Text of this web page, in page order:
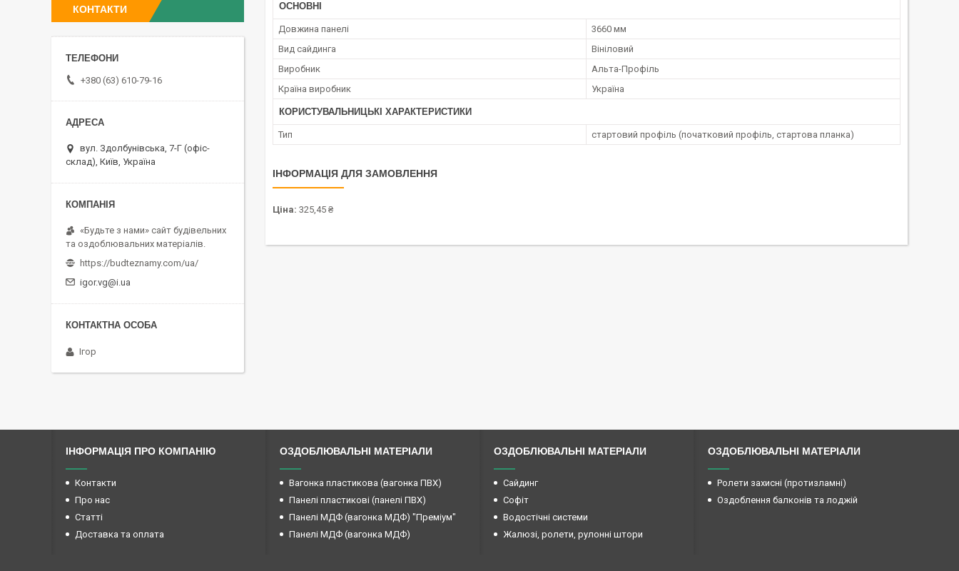
ОСНОВНІ
Довжина панелі
3660 мм
Вид сайдинга
Вініловий
Виробник
Альта-Профіль
Країна виробник
Україна
КОРИСТУВАЛЬНИЦЬКІ ХАРАКТЕРИСТИКИ
Тип стартовий профіль (початковий профіль, стартова планка)
ІНФОРМАЦІЯ ДЛЯ ЗАМОВЛЕННЯ
Ціна: 325,45 ₴
КОНТАКТИ
+380 (63) 610-79-16
вул. Здолбунівська, 7-Г (офіс-
склад), Київ, Україна
«Будьте з нами» сайт будівельних
та оздоблювальних матеріалів.
https://budteznamy.com/ua/
igor.vg@i.ua
Ігор
ІНФОРМАЦІЯ ПРО КОМПАНІЮ
Контакти
Про нас
Статті
Доставка та оплата
ОЗДОБЛЮВАЛЬНІ МАТЕРІАЛИ
Вагонка пластикова (вагонка ПВХ)
Панелі пластикові (панелі ПВХ)
Панелі МДФ (вагонка МДФ) "Преміум"
Панелі МДФ (вагонка МДФ)
ОЗДОБЛЮВАЛЬНІ МАТЕРІАЛИ
Сайдинг
Софіт
Водостічні системи
Жалюзі, ролети, рулонні штори
ОЗДОБЛЮВАЛЬНІ МАТЕРІАЛИ
Ролети захисні (протизламні)
Оздоблення балконів та лоджій